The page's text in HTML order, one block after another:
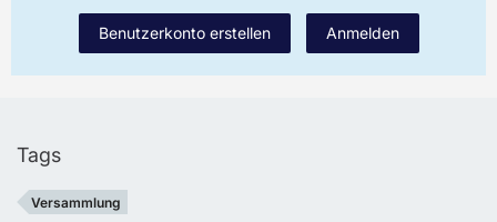
Benutzerkonto erstellen Anmelden
Tags
Versammlung